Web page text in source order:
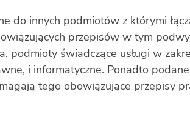
do innych podmiotów z którymi
przepisów w tym
podmioty świadczące usługi w
i informatyczne. Ponadto
tego obowiązujące przepisy